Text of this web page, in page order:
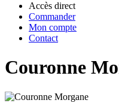
Accès direct
Commander
Mon compte
Contact
Couronne